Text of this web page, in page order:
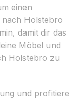
einen
Holstebro
damit dir das
Möbel und
Holstebro zu
und profitiere